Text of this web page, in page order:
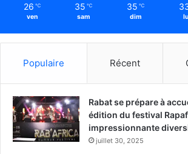
26 ℃
ven
35 ℃
sam
35 ℃
dim
Populaire Récent
Rabat se prépare à
édition du festival
impressionnante
juillet 30, 2025